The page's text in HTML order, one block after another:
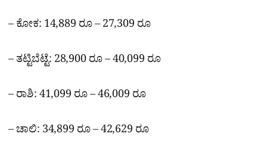
– ಕೋಕ: 14,889 ರೂ – 27,309 ರೂ
– ತಟ್ಟಿಬೆಟ್ಟೆ: 28,900 ರೂ – 40,099 ರೂ
– ರಾಶಿ: 41,099 ರೂ – 46,009 ರೂ
– ಚಾಲಿ: 34,899 ರೂ – 42,629 ರೂ